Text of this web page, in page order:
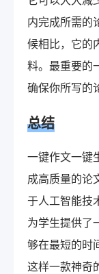
内完成所需的
候相比，它的
料。最重要的
确保你所写的
总结
一键作文一键
成高质量的论
于人工智能技
为学生提供了
够在最短的时
这样一款神奇